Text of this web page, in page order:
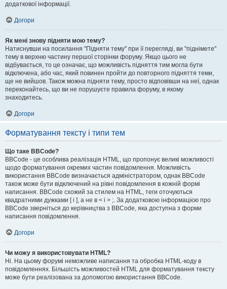
додаткової інформації.
Догори
Як мені знову підняти мою тему?
Натиснувши на посилання "Підняти тему" при її перегляді, ви "піднімете"
тему в верхню частину першої сторінки форуму. Якщо цього не
відбувається, то це означає, що можливість підняття тим могла бути
відключена, або час, який повинен пройти до повторного підняття теми,
ще не вийшов. Також можна підняти тему, просто відповівши на неї, однак
переконайтесь, що ви не порушуєте правила форуму, в якому
знаходитесь.
Догори
Форматування тексту і типи тем
Що таке BBCode?
BBCode - це особлива реалізація HTML, що пропонує великі можливості
щодо форматування окремих частин повідомлення. Можливість
використання BBCode визначається адміністратором, однак BBCode
також може бути відключений на рівні повідомлення в кожній формі
написання. BBCode схожий за стилем на HTML, теги оточуються
квадратними дужками [ і ], а не в < і > ;. За додатковою інформацією про
BBCode зверніться до керівництва з BBCode, яка доступна з форми
написання повідомлення.
Догори
Чи можу я використовувати HTML?
Ні. На цьому форумі неможливе написання та обробка HTML-коду в
повідомленнях. Більшість можливостей HTML для форматування тексту
може бути реалізована за допомогою використання BBCode.